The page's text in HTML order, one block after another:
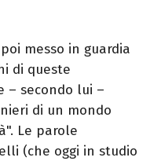
messo in guardia
di queste
– secondo lui –
di un mondo
Le parole
(che oggi in studio